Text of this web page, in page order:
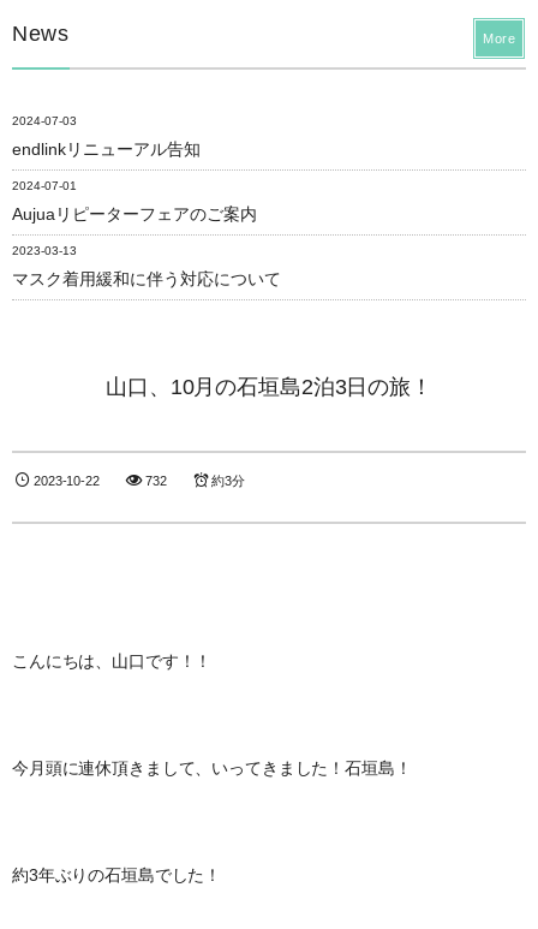
News
2024-07-03
endlinkリニューアル告知
2024-07-01
Aujuaリピーターフェアのご案内
2023-03-13
マスク着用緩和に伴う対応について
More
山口、10月の石垣島2泊3日の旅！
2023-10-22 732 約3分
こんにちは、山口です！！
今月頭に連休頂きまして、いってきました！石垣島！
約3年ぶりの石垣島でした！